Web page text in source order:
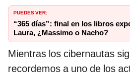
PUEDES VER:
“365 días”: final en los libros
Laura, ¿Massimo o Nacho?
Mientras los cibernautas
recordemos a uno de los